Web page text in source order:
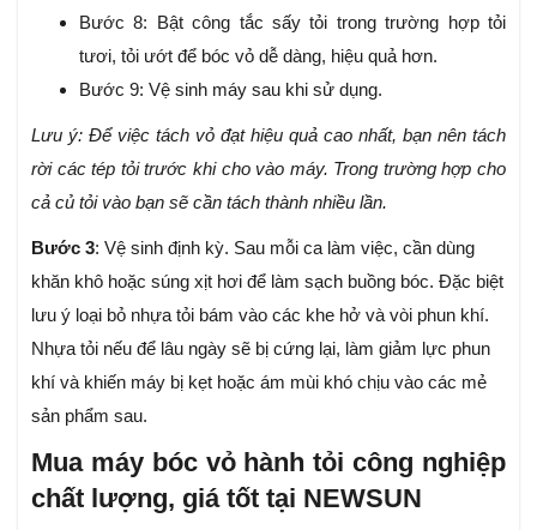
Bước 8: Bật công tắc sấy tỏi trong trường hợp tỏi
tươi, tỏi ướt để bóc vỏ dễ dàng, hiệu quả hơn.
Bước 9: Vệ sinh máy sau khi sử dụng.
Lưu ý: Để việc tách vỏ đạt hiệu quả cao nhất, bạn nên tách
rời các tép tỏi trước khi cho vào máy. Trong trường hợp cho
cả củ tỏi vào bạn sẽ cần tách thành nhiều lần.
Bước 3: Vệ sinh định kỳ. Sau mỗi ca làm việc, cần dùng
khăn khô hoặc súng xịt hơi để làm sạch buồng bóc. Đặc biệt
lưu ý loại bỏ nhựa tỏi bám vào các khe hở và vòi phun khí.
Nhựa tỏi nếu để lâu ngày sẽ bị cứng lại, làm giảm lực phun
khí và khiến máy bị kẹt hoặc ám mùi khó chịu vào các mẻ
sản phẩm sau.
Mua máy bóc vỏ hành tỏi công nghiệp
chất lượng, giá tốt tại NEWSUN